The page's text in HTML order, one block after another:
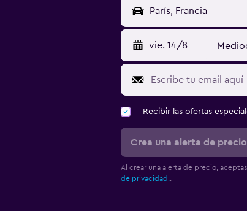
vie. 14/8
Recibir las ofertas
Crea una alerta de precio
Al crear una alerta de precio,
de privacidad.